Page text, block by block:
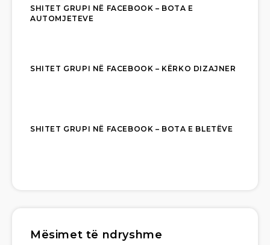
SHITET GRUPI NË FACEBOOK – BOTA E
AUTOMJETEVE
SHITET GRUPI NË FACEBOOK – KËRKO DIZAJNER
SHITET GRUPI NË FACEBOOK – BOTA E BLETËVE
Mësimet të ndryshme